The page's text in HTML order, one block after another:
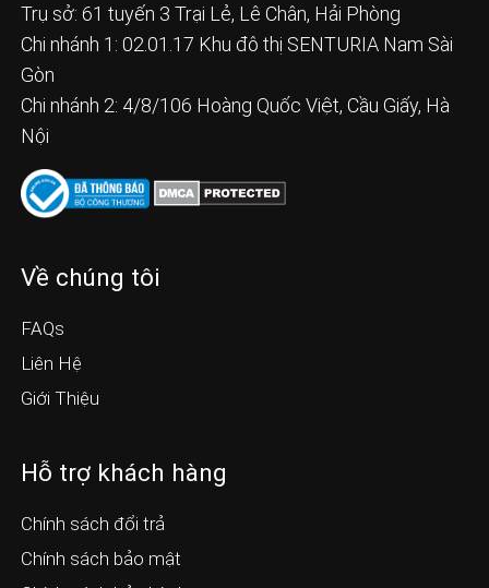
Trụ sở: 61 tuyến 3 Trại Lẻ, Lê Chân, Hải Phòng
Chi nhánh 1: 02.01.17 Khu đô thị SENTURIA Nam Sài
Gòn
Chi nhánh 2: 4/8/106 Hoàng Quốc Việt, Cầu Giấy, Hà
Nội
Về chúng tôi
FAQs
Liên Hệ
Giới Thiệu
Hỗ trợ khách hàng
Chính sách đổi trả
Chính sách bảo mật